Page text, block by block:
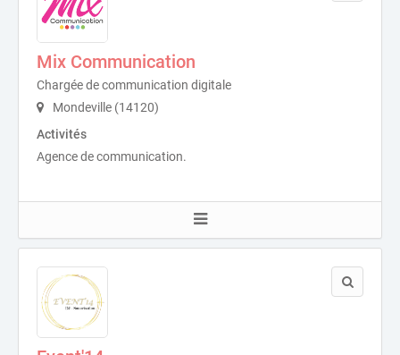
Mix Communication
Chargée de communication digitale
Mondeville (14120)
Activités
Agence de communication.